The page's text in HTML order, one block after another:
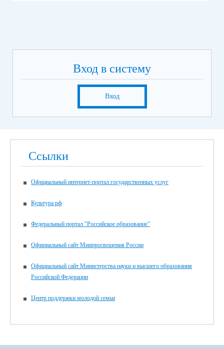
Вход в систему
Вход
Ссылки
Официальный интернет-портал государственных услуг
Культура.рф
Федеральный портал "Российское образование"
Официальный сайт Минпросвещения России
Официальный сайт Министерства науки и высшего образования
Российской Федерации
Центр поддержки молодой семьи